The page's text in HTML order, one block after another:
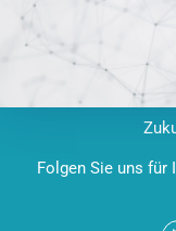
Folgen Sie uns für